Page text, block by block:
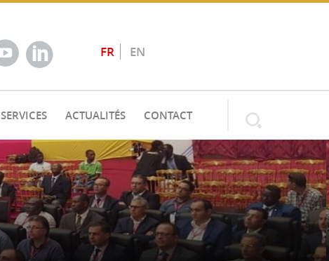
FR EN
SERVICES ACTUALITÉS CONTACT